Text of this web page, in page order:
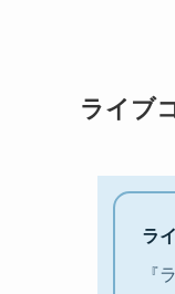
ライブ
ラ
『